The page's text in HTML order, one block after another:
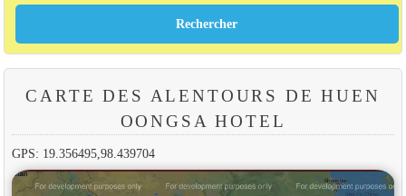
CARTE DES ALENTOURS DE HUEN
OONGSA HOTEL
GPS: 19.356495,98.439704